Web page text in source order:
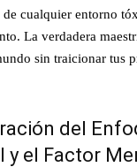
cualquier entorno
La verdadera
sin traicionar tus
del
y el Factor